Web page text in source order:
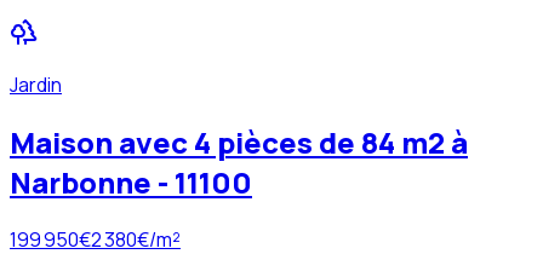
Jardin
Maison avec 4 pièces de 84 m2 à
Narbonne - 11100
199 950€2 380€/m²